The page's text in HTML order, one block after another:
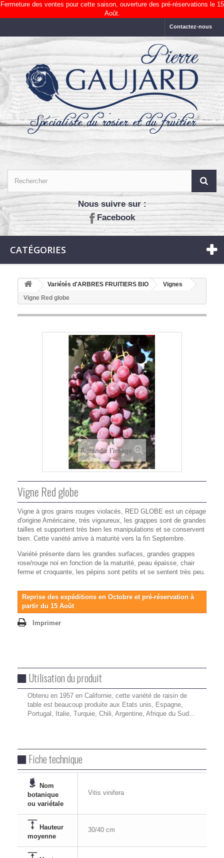
Fermeture des ventes pour cette saison, ouverture des pré-réservations le 15
Août.
Contactez-nous
Nous suivre sur :
Facebook
CATÉGORIES
Variétés d'ARBRES FRUITIERS BIO
Vignes
Vigne Red globe
Agrandir l'image
Vigne Red globe
Vigne à gros grains rouges violacés, RED GLOBE est un cépage
d'origine Américaine, très vigoureux, les grappes sont de grandes
tailles et supportent très bien les manipulations et se conservent
bien. Cette variété arrive à maturité vers la fin Septembre.
Variété présente dans les grandes surfaces, grandes grappes
rose/rouge noi en fonction de la maturité, peau épaisse, chair
ferme et croquante, les pépins sont petits et se sentent très peu.
Reprise des expéditions en Octobre et pré-réservation à
partir du 15 Août
Imprimer
Utilisation du produit
Obtenu en 1957 en Californie, cette variété de raisin de
table est beaucoup produite aux Etats unis, Espagne,
Portugal, Italie, Turquie, Chili, Argentine, Afrique du Sud...
Fiche technique
Nom
botanique
ou variétale
Vitis vinifera
Hauteur
moyenne
30/40 cm